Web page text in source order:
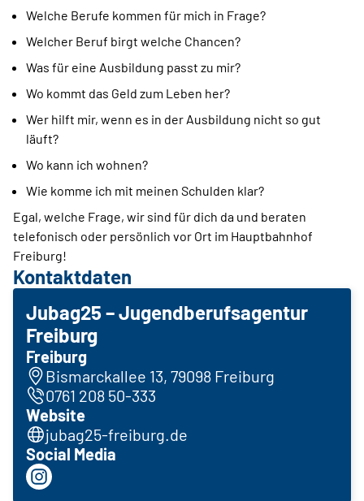
Welche Berufe kommen für mich in Frage?
Welcher Beruf birgt welche Chancen?
Was für eine Ausbildung passt zu mir?
Wo kommt das Geld zum Leben her?
Wer hilft mir, wenn es in der Ausbildung nicht so gut
läuft?
Wo kann ich wohnen?
Wie komme ich mit meinen Schulden klar?
Egal, welche Frage, wir sind für dich da und beraten
telefonisch oder persönlich vor Ort im Hauptbahnhof
Freiburg!
Kontaktdaten
Jubag25 – Jugendberufsagentur
Freiburg
Freiburg
Bismarckallee 13, 79098 Freiburg
0761 208 50-333
Website
jubag25-freiburg.de
Social Media